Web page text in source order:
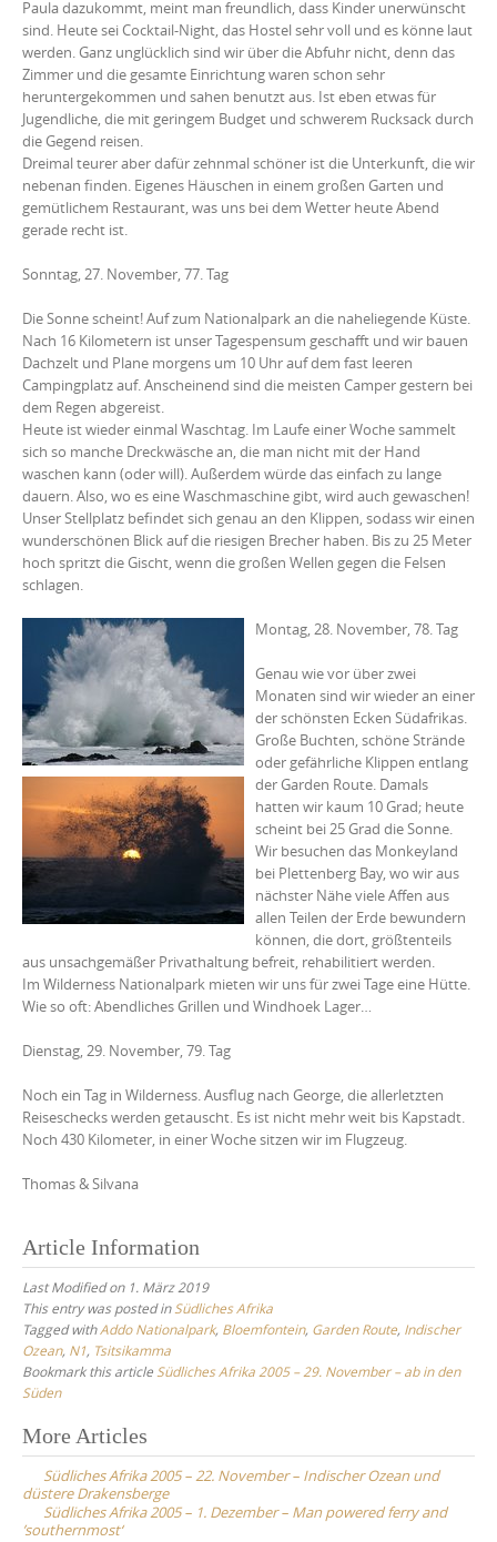
Paula dazukommt, meint man freundlich, dass Kinder unerwünscht
sind. Heute sei Cocktail-Night, das Hostel sehr voll und es könne laut
werden. Ganz unglücklich sind wir über die Abfuhr nicht, denn das
Zimmer und die gesamte Einrichtung waren schon sehr
heruntergekommen und sahen benutzt aus. Ist eben etwas für
Jugendliche, die mit geringem Budget und schwerem Rucksack durch
die Gegend reisen.
Dreimal teurer aber dafür zehnmal schöner ist die Unterkunft, die wir
nebenan finden. Eigenes Häuschen in einem großen Garten und
gemütlichem Restaurant, was uns bei dem Wetter heute Abend
gerade recht ist.
Sonntag, 27. November, 77. Tag
Die Sonne scheint! Auf zum Nationalpark an die naheliegende Küste.
Nach 16 Kilometern ist unser Tagespensum geschafft und wir bauen
Dachzelt und Plane morgens um 10 Uhr auf dem fast leeren
Campingplatz auf. Anscheinend sind die meisten Camper gestern bei
dem Regen abgereist.
Heute ist wieder einmal Waschtag. Im Laufe einer Woche sammelt
sich so manche Dreckwäsche an, die man nicht mit der Hand
waschen kann (oder will). Außerdem würde das einfach zu lange
dauern. Also, wo es eine Waschmaschine gibt, wird auch gewaschen!
Unser Stellplatz befindet sich genau an den Klippen, sodass wir einen
wunderschönen Blick auf die riesigen Brecher haben. Bis zu 25 Meter
hoch spritzt die Gischt, wenn die großen Wellen gegen die Felsen
schlagen.
Montag, 28. November, 78. Tag
Genau wie vor über zwei
Monaten sind wir wieder an einer
der schönsten Ecken Südafrikas.
Große Buchten, schöne Strände
oder gefährliche Klippen entlang
der Garden Route. Damals
hatten wir kaum 10 Grad; heute
scheint bei 25 Grad die Sonne.
Wir besuchen das Monkeyland
bei Plettenberg Bay, wo wir aus
nächster Nähe viele Affen aus
allen Teilen der Erde bewundern
können, die dort, größtenteils
aus unsachgemäßer Privathaltung befreit, rehabilitiert werden.
Im Wilderness Nationalpark mieten wir uns für zwei Tage eine Hütte.
Wie so oft: Abendliches Grillen und Windhoek Lager…
Dienstag, 29. November, 79. Tag
Noch ein Tag in Wilderness. Ausflug nach George, die allerletzten
Reiseschecks werden getauscht. Es ist nicht mehr weit bis Kapstadt.
Noch 430 Kilometer, in einer Woche sitzen wir im Flugzeug.
Thomas & Silvana
Article Information
Last Modified on 1. März 2019
This entry was posted in Südliches Afrika
Tagged withAddo Nationalpark, Bloemfontein, Garden Route, Indischer
Ozean, N1, Tsitsikamma
Bookmark this article Südliches Afrika 2005 – 29. November – ab in den
Süden
Post
navigation
More Articles
Südliches Afrika 2005 – 22. November – Indischer Ozean und
düstere Drakensberge
Südliches Afrika 2005 – 1. Dezember – Man powered ferry and
’southernmost‘